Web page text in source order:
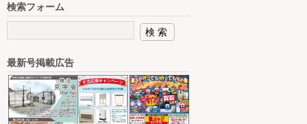
検索フォーム
最新号掲載広告